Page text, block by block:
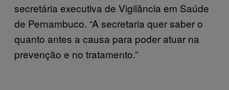
secretária executiva de Vigilância em Saúde
de Pernambuco. “A secretaria quer saber o
quanto antes a causa para poder atuar na
prevenção e no tratamento.”